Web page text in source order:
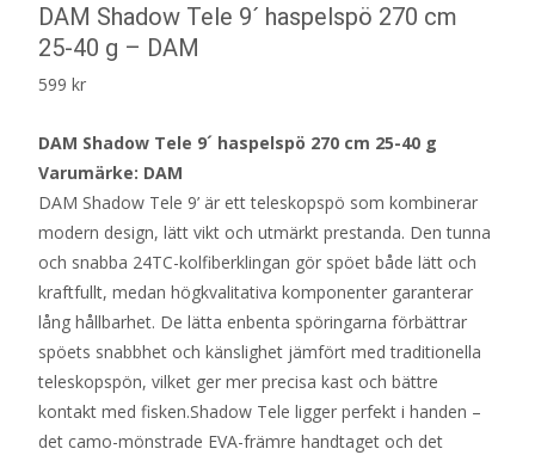
DAM Shadow Tele 9´ haspelspö 270 cm
25-40 g – DAM
599 kr
DAM Shadow Tele 9´ haspelspö 270 cm 25-40 g
Varumärke: DAM
DAM Shadow Tele 9’ är ett teleskopspö som kombinerar
modern design, lätt vikt och utmärkt prestanda. Den tunna
och snabba 24TC-kolfiberklingan gör spöet både lätt och
kraftfullt, medan högkvalitativa komponenter garanterar
lång hållbarhet. De lätta enbenta spöringarna förbättrar
spöets snabbhet och känslighet jämfört med traditionella
teleskopspön, vilket ger mer precisa kast och bättre
kontakt med fisken.Shadow Tele ligger perfekt i handen –
det camo-mönstrade EVA-främre handtaget och det